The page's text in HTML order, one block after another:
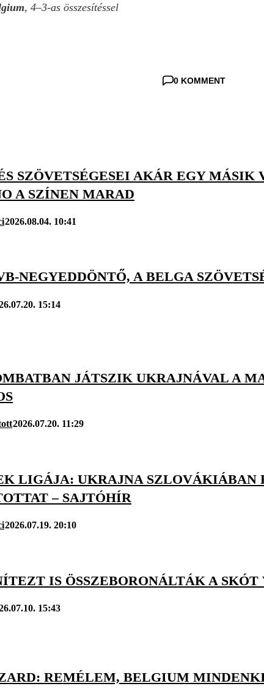
, 4–3-as összesítéssel
0 KOMMENT
SZÖVETSÉGESEI AKÁR EGY MÁSIK
A SZÍNEN MARAD
2026.08.04. 10:41
NEGYEDDÖNTŐ, A BELGA
15:14
JÁTSZIK UKRAJNÁVAL A
2026.07.20. 11:29
LIGÁJA: UKRAJNA SZLOVÁKIÁBAN
– SAJTÓHÍR
2026.07.19. 20:10
IS ÖSSZEBORONÁLTÁK A
15:43
REMÉLEM, BELGIUM